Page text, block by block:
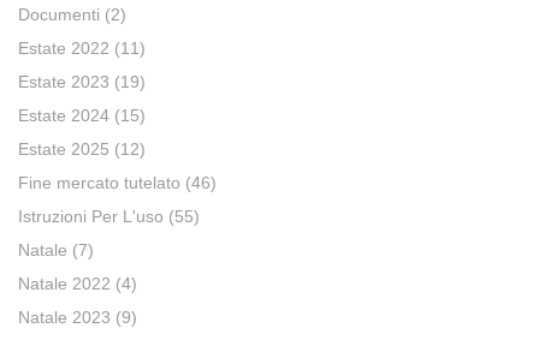
Documenti (2)
Estate 2022 (11)
Estate 2023 (19)
Estate 2024 (15)
Estate 2025 (12)
Fine mercato tutelato (46)
Istruzioni Per L'uso (55)
Natale (7)
Natale 2022 (4)
Natale 2023 (9)